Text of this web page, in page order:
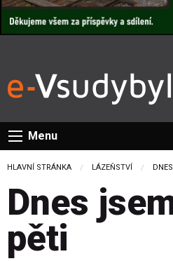
Menu
HLAVNÍ STRÁNKA LÁZEŇSTVÍ
Dnes
pěti